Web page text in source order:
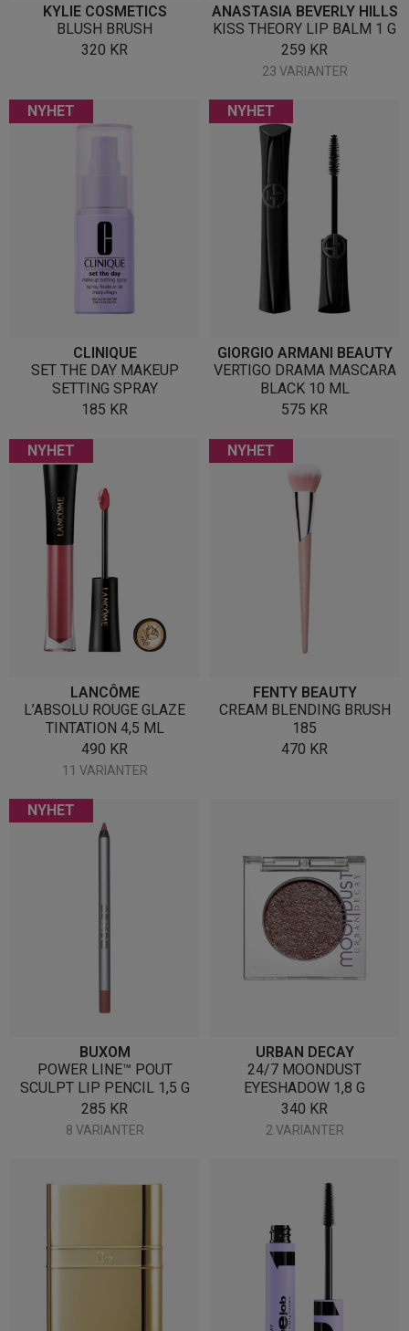
KYLIE COSMETICS
BLUSH BRUSH
320 KR
ANASTASIA BEVERLY HILLS
KISS THEORY LIP BALM 1 G
259 KR
23 VARIANTER
NYHET
CLINIQUE
SET THE DAY MAKEUP
SETTING SPRAY
185 KR
NYHET
GIORGIO ARMANI BEAUTY
VERTIGO DRAMA MASCARA
BLACK 10 ML
575 KR
NYHET
LANCÔME
L’ABSOLU ROUGE GLAZE
TINTATION 4,5 ML
490 KR
11 VARIANTER
NYHET
FENTY BEAUTY
CREAM BLENDING BRUSH
185
470 KR
NYHET
BUXOM
POWER LINE™ POUT
SCULPT LIP PENCIL 1,5 G
285 KR
8 VARIANTER
URBAN DECAY
24/7 MOONDUST
EYESHADOW 1,8 G
340 KR
2 VARIANTER